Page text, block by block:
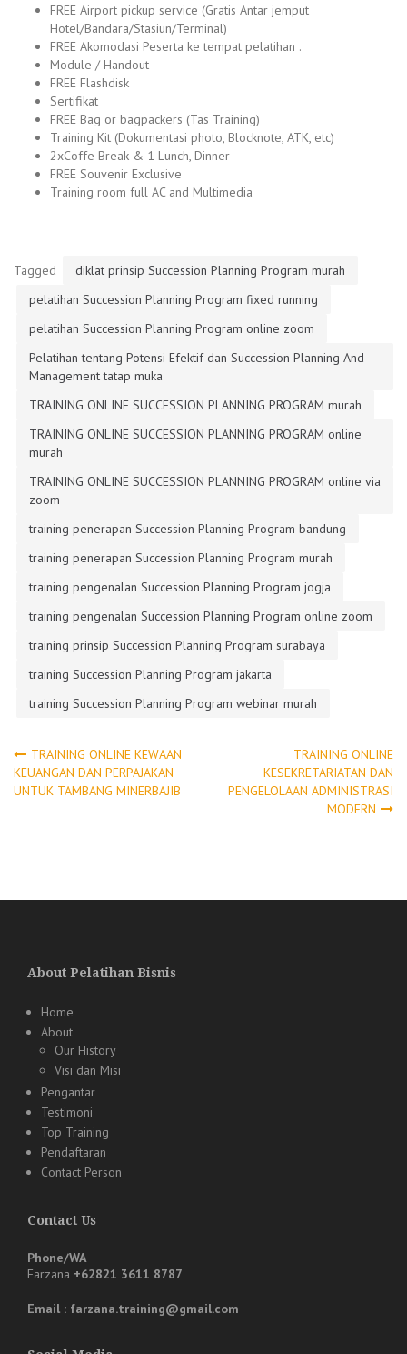
FREE Airport pickup service (Gratis Antar jemput
Hotel/Bandara/Stasiun/Terminal)
FREE Akomodasi Peserta ke tempat pelatihan .
Module / Handout
FREE Flashdisk
Sertifikat
FREE Bag or bagpackers (Tas Training)
Training Kit (Dokumentasi photo, Blocknote, ATK, etc)
2xCoffe Break & 1 Lunch, Dinner
FREE Souvenir Exclusive
Training room full AC and Multimedia
Tagged
diklat prinsip Succession Planning Program murah
pelatihan Succession Planning Program fixed running
pelatihan Succession Planning Program online zoom
Pelatihan tentang Potensi Efektif dan Succession Planning And
Management tatap muka
TRAINING ONLINE SUCCESSION PLANNING PROGRAM murah
TRAINING ONLINE SUCCESSION PLANNING PROGRAM online
murah
TRAINING ONLINE SUCCESSION PLANNING PROGRAM online via
zoom
training penerapan Succession Planning Program bandung
training penerapan Succession Planning Program murah
training pengenalan Succession Planning Program jogja
training pengenalan Succession Planning Program online zoom
training prinsip Succession Planning Program surabaya
training Succession Planning Program jakarta
training Succession Planning Program webinar murah
Post
navigation
TRAINING ONLINE KEWAAN
KEUANGAN DAN PERPAJAKAN
UNTUK TAMBANG MINERBAJIB
TRAINING ONLINE
KESEKRETARIATAN DAN
PENGELOLAAN ADMINISTRASI
MODERN
About Pelatihan Bisnis
Home
About
Our History
Visi dan Misi
Pengantar
Testimoni
Top Training
Pendaftaran
Contact Person
Contact Us
Phone/WA
Farzana +62821 3611 8787
Email : farzana.training@gmail.com